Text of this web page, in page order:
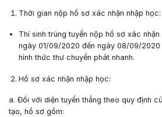
Thời gian nộp hồ sơ xác nhận nhập học:
Thí sinh trúng tuyển nộp hồ sơ xác nhận
ngày 01/09/2020 đến ngày 08/09/2020
hình thức thư chuyển phát nhanh.
Hồ sơ xác nhận nhập học:
a. Đối với diện tuyển thẳng theo quy định
tạo, hồ sơ gồm: